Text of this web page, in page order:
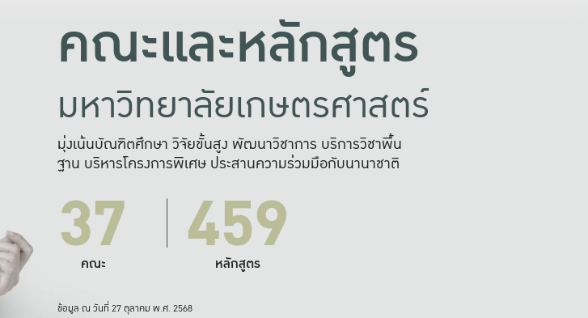
คณะและหลักสูตร
มหาวิทยาลัยเกษตรศาสตร์
มุ่งเน้นบัณฑิตศึกษา วิจัยขั้นสูง พัฒนาวิชาการ บริการวิชาพื้น
ฐาน บริหารโครงการพิเศษ ประสานความร่วมมือกับนานาชาติ
37
คณะ 459
หลักสูตร
ข้อมูล ณ วันที่ 27 ตุลาคม พ.ศ. 2568